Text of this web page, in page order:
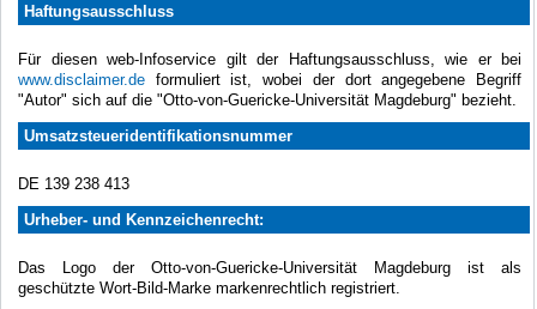
Haftungsausschluss
Für diesen web-Infoservice gilt der Haftungsausschluss, wie er bei
www.disclaimer.de formuliert ist, wobei der dort angegebene Begriff
"Autor" sich auf die "Otto-von-Guericke-Universität Magdeburg" bezieht.
Umsatzsteueridentifikationsnummer
DE 139 238 413
Urheber- und Kennzeichenrecht:
Das Logo der Otto-von-Guericke-Universität Magdeburg ist als
geschützte Wort-Bild-Marke markenrechtlich registriert.